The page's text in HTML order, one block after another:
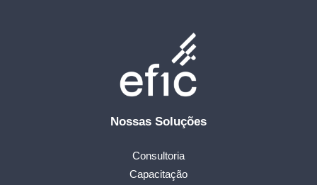
Nossas Soluções
Consultoria
Capacitação